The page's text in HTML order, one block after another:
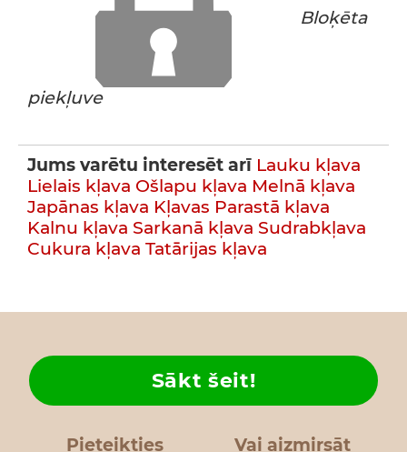
Bloķēta
piekļuve
Jums varētu interesēt arī Lauku kļava
Lielais kļava Ošlapu kļava Melnā kļava
Japānas kļava Kļavas Parastā kļava
Kalnu kļava Sarkanā kļava Sudrabkļava
Cukura kļava Tatārijas kļava
Pieteikties
Vai aizmirsāt
Sākt šeit!